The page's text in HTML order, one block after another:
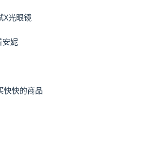
X光眼镜
安妮
快快的商品